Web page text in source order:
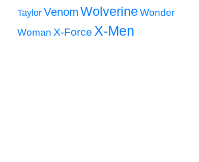
Taylor Venom Wolverine Wonder
Woman X-Force X-Men